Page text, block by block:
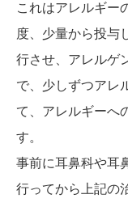
これはアレルギー
度、少量から投与
行させ、アレルゲ
で、少しずつアレ
て、アレルギーへ
す。
事前に耳鼻科や耳
行ってから上記の